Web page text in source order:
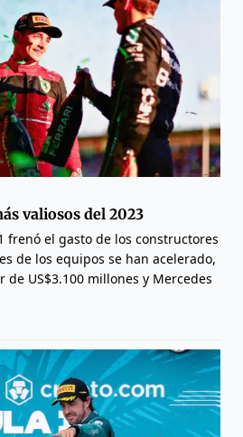
valiosos del 2023
frenó el gasto de los constructores
de los equipos se han acelerado,
de US$3.100 millones y Mercedes